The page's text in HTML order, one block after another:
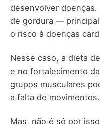
desenvolver
de gordura —
o risco à doenças
Nesse caso, a dieta
e no fortalecimento
grupos musculares
a falta de movimentos.
Mas, não é só por